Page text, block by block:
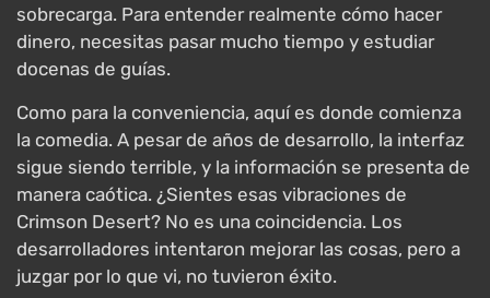
sobrecarga. Para entender realmente cómo hacer
dinero, necesitas pasar mucho tiempo y estudiar
docenas de guías.
Como para la conveniencia, aquí es donde comienza
la comedia. A pesar de años de desarrollo, la interfaz
sigue siendo terrible, y la información se presenta de
manera caótica. ¿Sientes esas vibraciones de
Crimson Desert? No es una coincidencia. Los
desarrolladores intentaron mejorar las cosas, pero a
juzgar por lo que vi, no tuvieron éxito.